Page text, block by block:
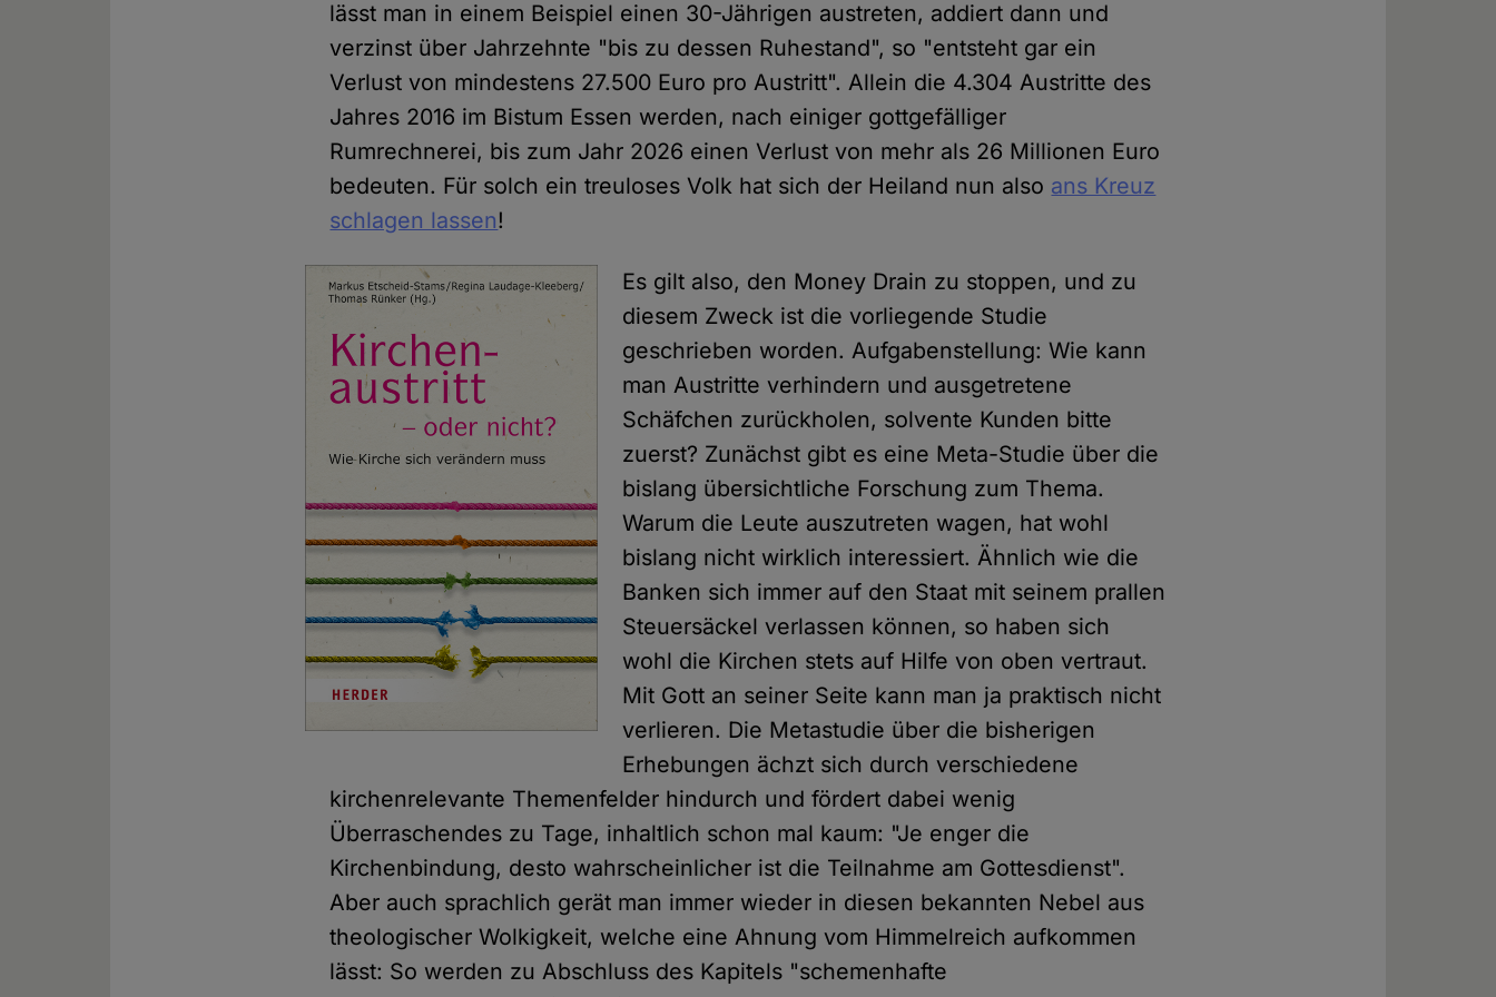
lässt man in einem Beispiel einen 30-Jährigen austreten, addiert dann und
verzinst über Jahrzehnte "bis zu dessen Ruhestand", so "entsteht gar ein
Verlust von mindestens 27.500 Euro pro Austritt". Allein die 4.304 Austritte des
Jahres 2016 im Bistum Essen werden, nach einiger gottgefälliger
Rumrechnerei, bis zum Jahr 2026 einen Verlust von mehr als 26 Millionen Euro
bedeuten. Für solch ein treuloses Volk hat sich der Heiland nun also ans Kreuz
schlagen lassen!
Es gilt also, den Money Drain zu stoppen, und zu
diesem Zweck ist die vorliegende Studie
geschrieben worden. Aufgabenstellung: Wie kann
man Austritte verhindern und ausgetretene
Schäfchen zurückholen, solvente Kunden bitte
zuerst? Zunächst gibt es eine Meta-Studie über die
bislang übersichtliche Forschung zum Thema.
Warum die Leute auszutreten wagen, hat wohl
bislang nicht wirklich interessiert. Ähnlich wie die
Banken sich immer auf den Staat mit seinem prallen
Steuersäckel verlassen können, so haben sich
wohl die Kirchen stets auf Hilfe von oben vertraut.
Mit Gott an seiner Seite kann man ja praktisch nicht
verlieren. Die Metastudie über die bisherigen
Erhebungen ächzt sich durch verschiedene
kirchenrelevante Themenfelder hindurch und fördert dabei wenig
Überraschendes zu Tage, inhaltlich schon mal kaum: "Je enger die
Kirchenbindung, desto wahrscheinlicher ist die Teilnahme am Gottesdienst".
Aber auch sprachlich gerät man immer wieder in diesen bekannten Nebel aus
theologischer Wolkigkeit, welche eine Ahnung vom Himmelreich aufkommen
lässt: So werden zu Abschluss des Kapitels "schemenhafte